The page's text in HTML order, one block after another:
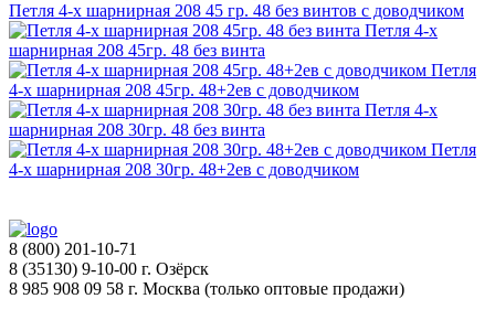
Петля 4-х шарнирная 208 45 гр. 48 без винтов с доводчиком
Петля 4-х
шарнирная 208 45гр. 48 без винта
Петля
4-х шарнирная 208 45гр. 48+2ев с доводчиком
Петля 4-х
шарнирная 208 30гр. 48 без винта
Петля
4-х шарнирная 208 30гр. 48+2ев с доводчиком
8 (800) 201-10-71
8 (35130) 9-10-00 г. Озёрск
8 985 908 09 58 г. Москва (только оптовые продажи)